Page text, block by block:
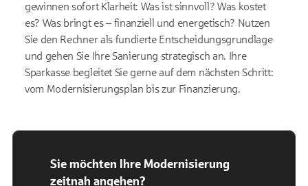
gewinnen sofort Klarheit: Was ist sinnvoll? Was kostet
es? Was bringt es – finanziell und energetisch? Nutzen
Sie den Rechner als fundierte Entscheidungsgrundlage
und gehen Sie Ihre Sanierung strategisch an. Ihre
Sparkasse begleitet Sie gerne auf dem nächsten Schritt:
vom Modernisierungsplan bis zur Finanzierung.
Sie möchten Ihre Modernisierung
zeitnah angehen?